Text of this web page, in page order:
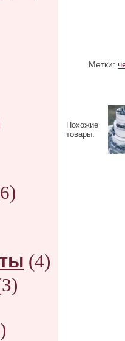
(4)
Метки:
Похожие
товары: